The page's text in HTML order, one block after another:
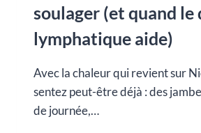
soulager (et quand le
lymphatique aide)
Avec la chaleur qui revient sur
sentez peut-être déjà : des
de journée,…